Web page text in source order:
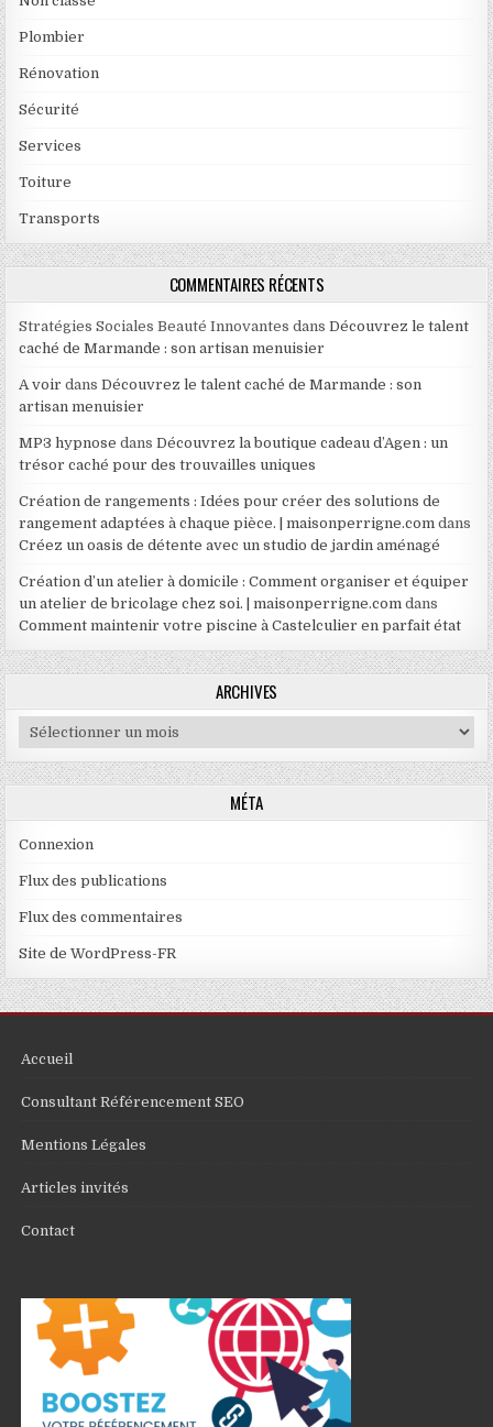
Plombier
Rénovation
Sécurité
Services
Toiture
Transports
COMMENTAIRES RÉCENTS
Stratégies Sociales Beauté Innovantes dansDécouvrez le talent
caché de Marmande : son artisan menuisier
A voir dansDécouvrez le talent caché de Marmande : son
artisan menuisier
MP3 hypnose dansDécouvrez la boutique cadeau d’Agen : un
trésor caché pour des trouvailles uniques
Création de rangements : Idées pour créer des solutions de
rangement adaptées à chaque pièce. | maisonperrigne.com dans
Créez un oasis de détente avec un studio de jardin aménagé
Création d’un atelier à domicile : Comment organiser et équiper
un atelier de bricolage chez soi. | maisonperrigne.com dans
Comment maintenir votre piscine à Castelculier en parfait état
ARCHIVES
Archives
MÉTA
Connexion
Flux des publications
Flux des commentaires
Site de WordPress-FR
Accueil
Consultant Référencement SEO
Mentions Légales
Articles invités
Contact